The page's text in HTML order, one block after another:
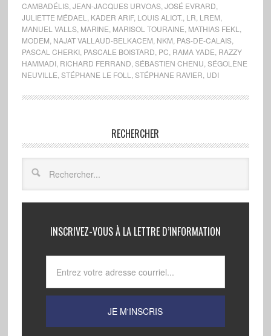
CAMBADÉLIS, JEAN-JACQUES URVOAS, JOSÉ EVRARD
JULIETTE MÉDAEL
KADER ARIF, LOUIS ALIOT. LR LREM
MANUEL VALLS, MARINE MARISOL TOURAINE MATHIAS FEKL
MODEM NAJAT VALLAUD-BELKACEM NKM PAS-DE-CALAIS,
PASCAL CHERKI, PASCALE BOISTARD PC RAMA YADE RAZZY
HAMMADI, RICHARD FERRAND SÉBASTIEN CHENU SÉGOLÈNE
NEUVILLE STÉPHANE LE FOLL STÉPHANE RAVIER UDI
RECHERCHER
INSCRIVEZ-VOUS À LA LETTRE D’INFORMATION